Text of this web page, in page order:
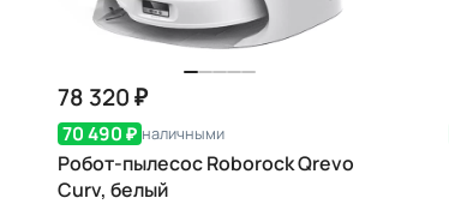
78 320 ₽
70 490 ₽ наличными
Робот-пылесос Roborock Qrevo
Curv, белый